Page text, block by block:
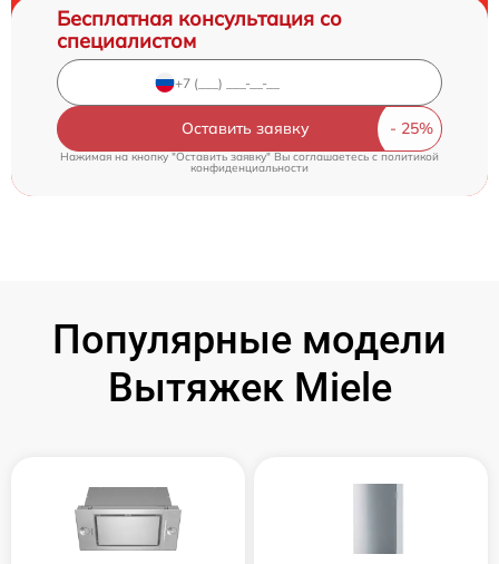
Бесплатная консультация со
специалистом
Оставить заявку
Нажимая на кнопку "Оставить заявку" Вы соглашаетесь c политикой
конфиденциальности
Популярные модели
Вытяжек Miele